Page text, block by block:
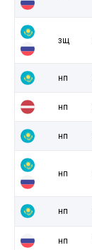
зщ
нп
нп
нп
нп
нп
нп